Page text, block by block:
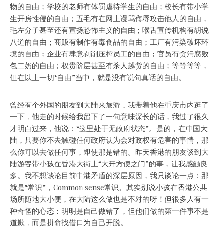
物的自由；学校的老师有体罚虐待学生的自由；校长有带小学
生开房性侵的自由；五毛有在网上谩骂侮辱攻击他人的自由，
毛左分子甚至还有宣扬恐怖主义的自由；喉舌宣传机构有胡说
八道的自由；商贩有制作有毒食品的自由；工厂有污染破坏环
境的自由；企业有肆意剥削压榨员工的自由；官员有贪污腐败
包二奶的自由；权贵阶层甚至有杀人越货的自由；等等等等，
但在以上一切“自由”当中，就是没有说句真话的自由。
曾经有个外国的朋友到大陆来旅游，我带着他在重庆市内逛了
一下，他走的时候给我留下了一句意味深长的话，我过了很久
才明白过来，他说：“这里处于无政府状态”。是的，在中国大
陆，只要你不去触碰任何政府认为会对政权有危害的事情，那
么你可以去做任何事，即使那是错的。昨天香港的朋友谈到大
陆游客带小孩在香港大街上“大开方便之门”的事，让我感触良
多。我不想谈论目前中港矛盾的深层原因，我只谈论一点：那
就是“常识”，Common sense常识。其实别说小孩在香港公共
场所随地大小便，在大陆这么做也是不对的呀！但很多人有一
种奇怪的心态：明明是自己做错了，但他们做的第一件事不是
道歉，而是拼命找借口为自己开脱。